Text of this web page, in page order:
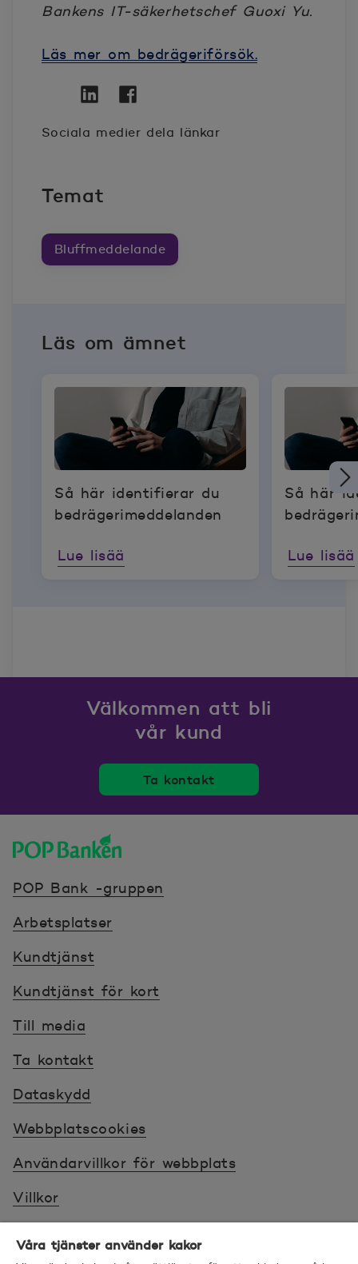
Bankens IT-säkerhetschef Guoxi Yu.
Läs mer om bedrägeriförsök.
Sociala medier dela länkar
Temat
Bluffmeddelande
Läs om ämnet
Så här identifierar du
bedrägerimeddelanden
Lue lisää
Så här
Lue lisää
Välkommen att bli
vår kund
Ta kontakt
POP Bank -gruppen
Arbetsplatser
Kundtjänst
Kundtjänst för kort
Till media
Ta kontakt
Dataskydd
Webbplatscookies
Användarvillkor för webbplats
Villkor
Våra tjänster använder kakor